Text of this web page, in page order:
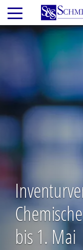
Direkt
zum
Inhalt
bis 1. Mai